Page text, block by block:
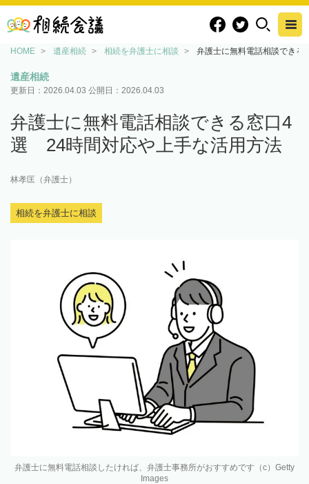
HOME 遺産相続 相続を弁護士に相談 弁護士に無料電話相談でき
遺産相続
更新日： 2026.04.03 公開日： 2026.04.03
弁護士に無料電話相談できる窓口4
選 24時間対応や上手な活用方法
林孝匡（弁護士）
相続を弁護士に相談
弁護士に無料電話相談したければ、弁護士事務所がおすすめです（c）Getty
Images